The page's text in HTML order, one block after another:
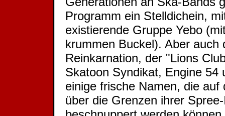
Programm ein Stelldichein,
existierende Gruppe Yebo
krummen Buckel). Aber
Reinkarnation, der "Lions
Skatoon Syndikat, Engine 54
einige frische Namen, die
über die Grenzen ihrer